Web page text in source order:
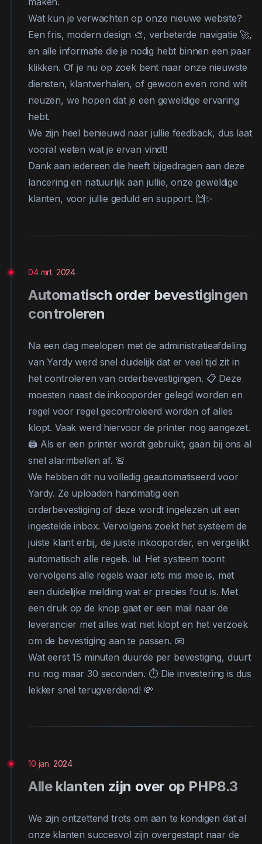
Wat kun je verwachten op onze nieuwe website?
Een fris, modern design 🎨, verbeterde navigatie 🚀,
en alle informatie die je nodig hebt binnen een paar
klikken. Of je nu op zoek bent naar onze nieuwste
diensten, klantverhalen, of gewoon even rond wilt
neuzen, we hopen dat je een geweldige ervaring
hebt.
We zijn heel benieuwd naar jullie feedback, dus laat
vooral weten wat je ervan vindt!
Dank aan iedereen die heeft bijgedragen aan deze
lancering en natuurlijk aan jullie, onze geweldige
klanten, voor jullie geduld en support. 🙌✨
04 mrt. 2024
Automatisch order bevestigingen
controleren
Na een dag meelopen met de administratieafdeling
van Yardy werd snel duidelijk dat er veel tijd zit in
het controleren van orderbevestigingen. 📋 Deze
moesten naast de inkooporder gelegd worden en
regel voor regel gecontroleerd worden of alles
klopt. Vaak werd hiervoor de printer nog aangezet.
🖨️ Als er een printer wordt gebruikt, gaan bij ons al
snel alarmbellen af. 🚨
We hebben dit nu volledig geautomatiseerd voor
Yardy. Ze uploaden handmatig een
orderbevestiging of deze wordt ingelezen uit een
ingestelde inbox. Vervolgens zoekt het systeem de
juiste klant erbij, de juiste inkooporder, en vergelijkt
automatisch alle regels. 📊 Het systeem toont
vervolgens alle regels waar iets mis mee is, met
een duidelijke melding wat er precies fout is. Met
een druk op de knop gaat er een mail naar de
leverancier met alles wat niet klopt en het verzoek
om de bevestiging aan te passen. 📧
Wat eerst 15 minuten duurde per bevestiging, duurt
nu nog maar 30 seconden. ⏱️ Die investering is dus
lekker snel terugverdiend! 💸
10 jan. 2024
Alle klanten zijn over op PHP8.3
We zijn ontzettend trots om aan te kondigen dat al
onze klanten succesvol zijn overgestapt naar de